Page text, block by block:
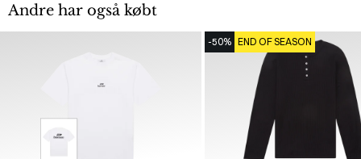
Andre har også købt
-50% END OF SEASON